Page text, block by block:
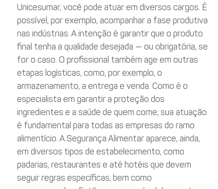
Unicesumar, você pode atuar em diversos cargos. É
possível, por exemplo, acompanhar a fase produtiva
nas indústrias. A intenção é garantir que o produto
final tenha a qualidade desejada — ou obrigatória, se
for o caso. O profissional também age em outras
etapas logísticas, como, por exemplo, o
armazenamento, a entrega e venda. Como é o
especialista em garantir a proteção dos
ingredientes e a saúde de quem come, sua atuação
é fundamental para todas as empresas do ramo
alimentício. A Segurança Alimentar aparece, ainda,
em diversos tipos de estabelecimento, como
padarias, restaurantes e até hotéis que devem
seguir regras específicas, bem como